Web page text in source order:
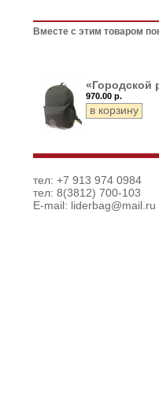
Вместе с этим товаром
«Городской
970.00 р.
тел: +7 913 974 0984
тел: 8(3812) 700-103
E-mail: liderbag@mail.ru